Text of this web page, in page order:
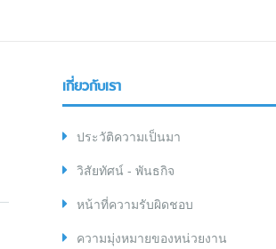
เกี่ยวกับเรา
ประวัติความเป็นมา
วิสัยทัศน์ - พันธกิจ
หน้าที่ความรับผิดชอบ
ความมุ่งหมายของหน่วยงาน